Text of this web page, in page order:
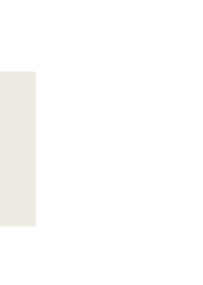
voor een seminarie,
te logeren. Deze logies zijn
die rekening houdt met deze
een restaurant. U zult gebruik
voor personen met
huurprijs van de zalen